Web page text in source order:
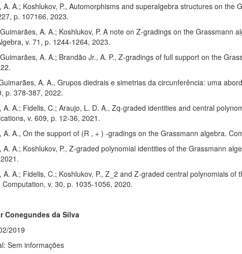
A. A.; Koshlukov, P., Automorphisms and superalgebra structures on the
p. 107166, 2023.
A. A.; Koshlukov, P. A note on Z-gradings on the Grassmann
v. 71, p. 1244-1264, 2023.
A. A.; Brandão Jr., A. P., Z-gradings of full support on the
A. A., Grupos diedrais e simetrias da circunferência: uma
p. 378-387, 2022.
A. A.; Fidelis, C.; Araujo, L. D. A., Zq-graded identities and central
v. 609, p. 12-36, 2021.
A. A., On the support of (R , + ) -gradings on the Grassmann algebra.
A. A.; Koshlukov, P., Z-graded polynomial identities of the Grassmann
A. A.; Fidelis, C.; Koshlukov, P., Z_2 and Z-graded central polynomials
v. 30, p. 1035-1056, 2020.
Conegundes da Silva
2019
Sem informações